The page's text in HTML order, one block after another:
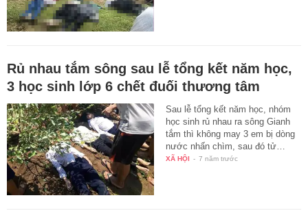
Rủ nhau tắm sông sau lễ tổng kết năm học,
3 học sinh lớp 6 chết đuối thương tâm
Sau lễ tổng kết năm học, nhóm
học sinh rủ nhau ra sông Gianh
tắm thì không may 3 em bị dòng
nước nhấn chìm, sau đó tử…
XÃ HỘI - 7 năm trước